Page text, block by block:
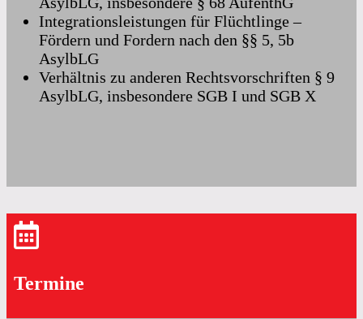
Integrationsleistungen für Flüchtlinge –
Fördern und Fordern nach den §§ 5, 5b
AsylbLG
Verhältnis zu anderen Rechtsvorschriften § 9
AsylbLG, insbesondere SGB I und SGB X
Termine